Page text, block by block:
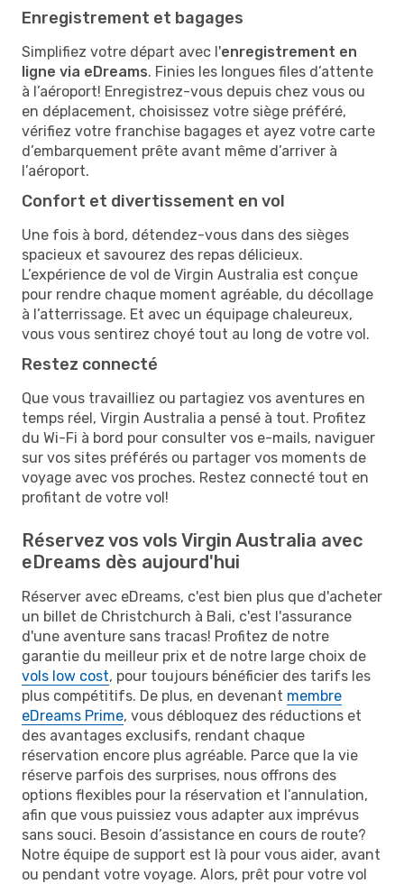
Enregistrement et bagages
Simplifiez votre départ avec l'enregistrement en
ligne via eDreams. Finies les longues files d’attente
à l’aéroport! Enregistrez-vous depuis chez vous ou
en déplacement, choisissez votre siège préféré,
vérifiez votre franchise bagages et ayez votre carte
d’embarquement prête avant même d’arriver à
l’aéroport.
Confort et divertissement en vol
Une fois à bord, détendez-vous dans des sièges
spacieux et savourez des repas délicieux.
L’expérience de vol de Virgin Australia est conçue
pour rendre chaque moment agréable, du décollage
à l’atterrissage. Et avec un équipage chaleureux,
vous vous sentirez choyé tout au long de votre vol.
Restez connecté
Que vous travailliez ou partagiez vos aventures en
temps réel, Virgin Australia a pensé à tout. Profitez
du Wi-Fi à bord pour consulter vos e-mails, naviguer
sur vos sites préférés ou partager vos moments de
voyage avec vos proches. Restez connecté tout en
profitant de votre vol!
Réservez vos vols Virgin Australia avec
eDreams dès aujourd'hui
Réserver avec eDreams, c'est bien plus que d'acheter
un billet de Christchurch à Bali, c'est l'assurance
d'une aventure sans tracas! Profitez de notre
garantie du meilleur prix et de notre large choix de
vols low cost, pour toujours bénéficier des tarifs les
plus compétitifs. De plus, en devenant membre
eDreams Prime, vous débloquez des réductions et
des avantages exclusifs, rendant chaque
réservation encore plus agréable. Parce que la vie
réserve parfois des surprises, nous offrons des
options flexibles pour la réservation et l’annulation,
afin que vous puissiez vous adapter aux imprévus
sans souci. Besoin d’assistance en cours de route?
Notre équipe de support est là pour vous aider, avant
ou pendant votre voyage. Alors, prêt pour votre vol